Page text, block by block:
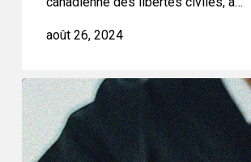
août 26, 2024
L’ACLC
intervient
devant
la